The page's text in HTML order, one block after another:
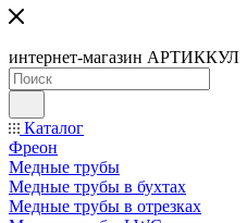
интернет-магазин АРТИККУЛ
Каталог
Фреон
Медные трубы
Медные трубы в бухтах
Медные трубы в отрезках